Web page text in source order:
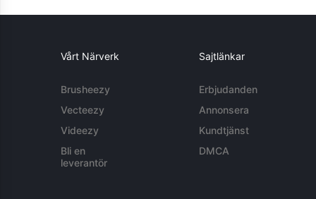
Vårt Närverk
Brusheezy
Vecteezy
Videezy
Bli en
leverantör
Sajtlänkar
Erbjudanden
Annonsera
Kundtjänst
DMCA